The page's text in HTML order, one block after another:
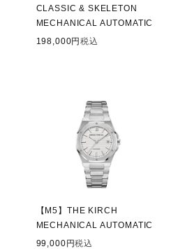
CLASSIC & SKELETON
MECHANICAL AUTOMATIC
198,000
税込
【M5】THE KIRCH
MECHANICAL AUTOMATIC
99,000
税込